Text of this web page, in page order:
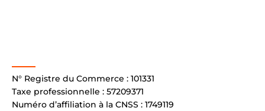
N° Registre du Commerce : 101331
Taxe professionnelle : 57209371
Numéro d’affiliation à la CNSS : 1749119